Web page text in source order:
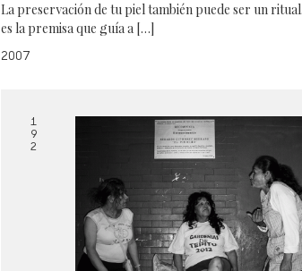
La preservación de tu piel también puede ser un
es la premisa que guía a […]
2007
1
9
2